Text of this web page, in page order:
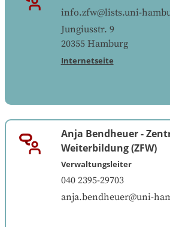
info.zfw@lists.uni-
Jungiusstr. 9
20355 Hamburg
Internetseite
Anja Bendheuer -
Weiterbildung (ZFW)
Verwaltungsleiter
040 2395-29703
anja.bendheuer@uni-